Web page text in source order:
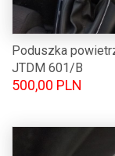
Poduszka
JTDM 601/B
500,00 PLN